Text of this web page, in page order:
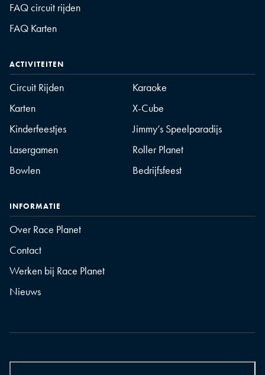
FAQ circuit rijden
FAQ Karten
ACTIVITEITEN
Circuit Rijden
Karaoke
Karten
X-Cube
Kinderfeestjes
Jimmy’s Speelparadijs
Lasergamen
Roller Planet
Bowlen
Bedrijfsfeest
INFORMATIE
Over Race Planet
Contact
Werken bij Race Planet
Nieuws